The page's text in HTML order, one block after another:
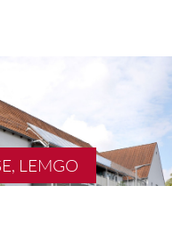
LEMGO